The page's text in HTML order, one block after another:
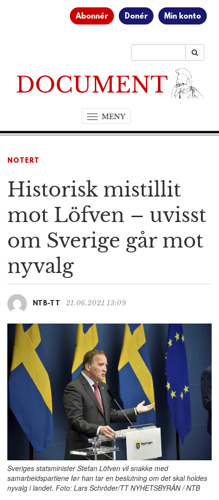
Abonnér Donér Min konto
MENYT
o
n
a
a
t
NOTERT
Historisk mistillit
mot Löfven – uvisst
om Sverige går mot
nyvalg
NTB-TT 21.06.2021 13:09
Sveriges statsminister Stefan Löfven vil snakke med
samarbeidspartiene før han tar en beslutning om det skal holdes
nyvalg i landet. Foto: Lars Schröder/TT NYHETSBYRÅN / NTB